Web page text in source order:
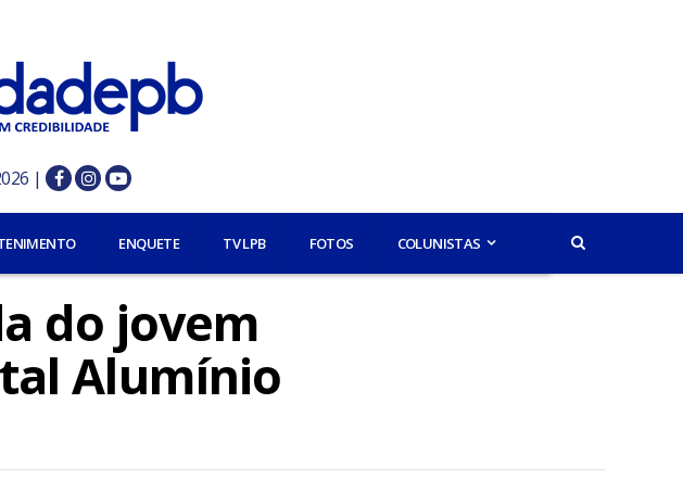
|
ENQUETE TV LPB FOTOS COLUNISTAS
do jovem
Alumínio